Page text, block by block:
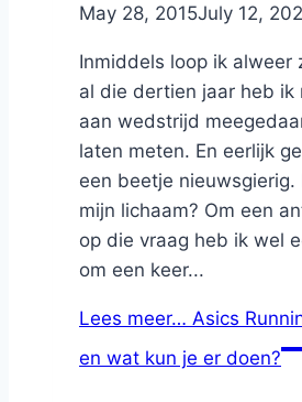
ByNicole
May 28, 2015July 12,
Inmiddels loop ik alweer
al die dertien jaar heb ik
aan wedstrijd
laten meten. En eerlijk
een beetje
mijn lichaam? Om een
op die vraag heb ik wel
om een keer...
Lees meer… Asics
en wat kun je er doen?